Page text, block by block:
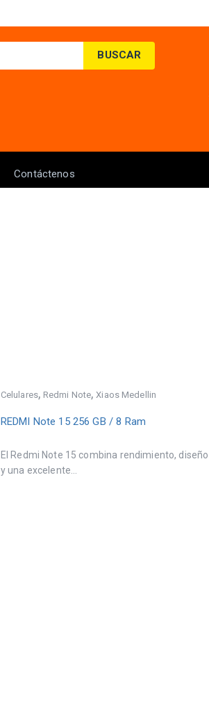
BUSCAR
Contáctenos
Celulares, Redmi Note,Xiaos Medellin
REDMI Note 15 256 GB / 8 Ram
El Redmi Note 15 combina rendimiento,
y una excelente...